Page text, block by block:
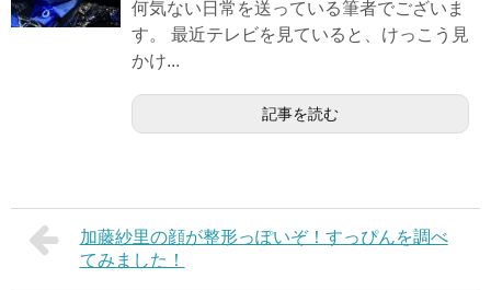
何気ない日常を送っている筆者でございま
す。 最近テレビを見ていると、けっこう見
かけ...
記事を読む
加藤紗里の顔が整形っぽいぞ！すっぴんを調べ
てみました！